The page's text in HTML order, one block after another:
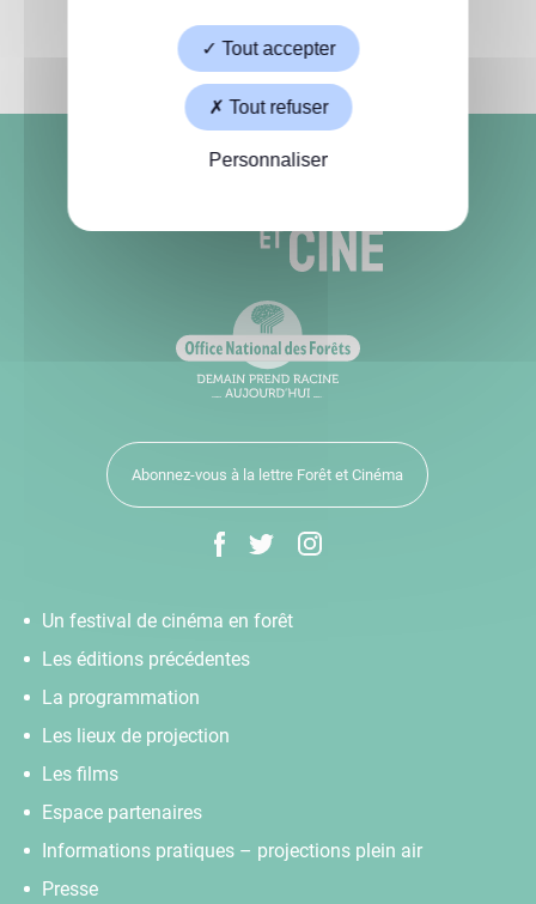
Abonnez-vous à la lettre Forêt et Cinéma
Un festival de cinéma en forêt
Les éditions précédentes
La programmation
Les lieux de projection
Les films
Espace partenaires
Informations pratiques – projections plein air
Presse
Tout accepter
Tout refuser
Personnaliser